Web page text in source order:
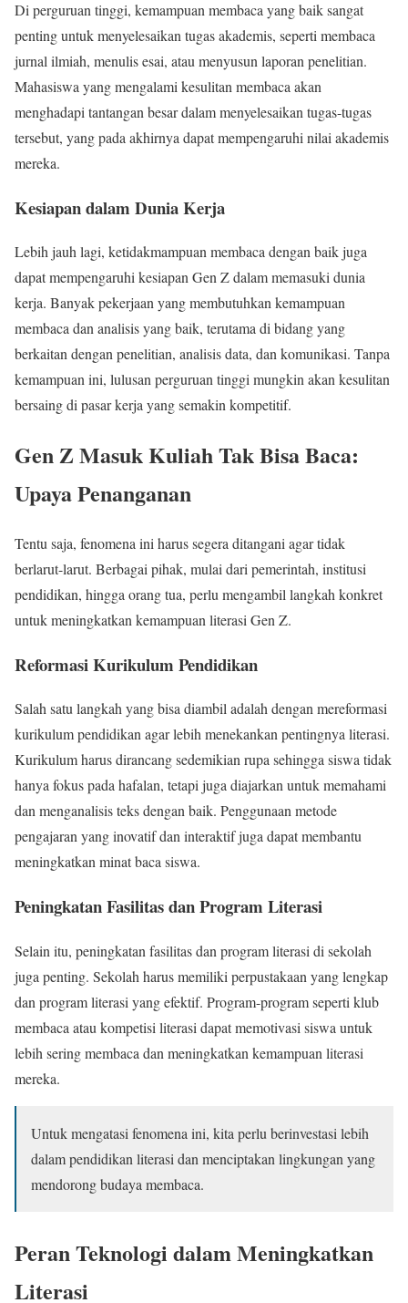
Di perguruan tinggi, kemampuan membaca yang baik sangat
penting untuk menyelesaikan tugas akademis, seperti membaca
jurnal ilmiah, menulis esai, atau menyusun laporan penelitian.
Mahasiswa yang mengalami kesulitan membaca akan
menghadapi tantangan besar dalam menyelesaikan tugas-tugas
tersebut, yang pada akhirnya dapat mempengaruhi nilai akademis
mereka.
Kesiapan dalam Dunia Kerja
Lebih jauh lagi, ketidakmampuan membaca dengan baik juga
dapat mempengaruhi kesiapan Gen Z dalam memasuki dunia
kerja. Banyak pekerjaan yang membutuhkan kemampuan
membaca dan analisis yang baik, terutama di bidang yang
berkaitan dengan penelitian, analisis data, dan komunikasi. Tanpa
kemampuan ini, lulusan perguruan tinggi mungkin akan kesulitan
bersaing di pasar kerja yang semakin kompetitif.
Gen Z Masuk Kuliah Tak Bisa Baca:
Upaya Penanganan
Tentu saja, fenomena ini harus segera ditangani agar tidak
berlarut-larut. Berbagai pihak, mulai dari pemerintah, institusi
pendidikan, hingga orang tua, perlu mengambil langkah konkret
untuk meningkatkan kemampuan literasi Gen Z.
Reformasi Kurikulum Pendidikan
Salah satu langkah yang bisa diambil adalah dengan mereformasi
kurikulum pendidikan agar lebih menekankan pentingnya literasi.
Kurikulum harus dirancang sedemikian rupa sehingga siswa tidak
hanya fokus pada hafalan, tetapi juga diajarkan untuk memahami
dan menganalisis teks dengan baik. Penggunaan metode
pengajaran yang inovatif dan interaktif juga dapat membantu
meningkatkan minat baca siswa.
Peningkatan Fasilitas dan Program Literasi
Selain itu, peningkatan fasilitas dan program literasi di sekolah
juga penting. Sekolah harus memiliki perpustakaan yang lengkap
dan program literasi yang efektif. Program-program seperti klub
membaca atau kompetisi literasi dapat memotivasi siswa untuk
lebih sering membaca dan meningkatkan kemampuan literasi
mereka.
Untuk mengatasi fenomena ini, kita perlu berinvestasi lebih
dalam pendidikan literasi dan menciptakan lingkungan yang
mendorong budaya membaca.
Peran Teknologi dalam Meningkatkan
Literasi